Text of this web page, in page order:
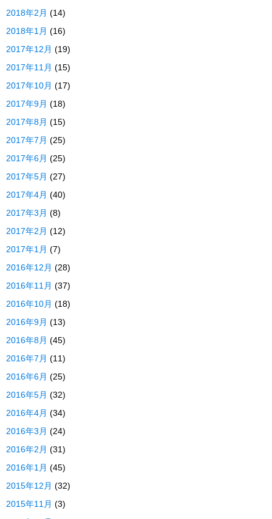
2018年2月 (14)
2018年1月 (16)
2017年12月 (19)
2017年11月 (15)
2017年10月 (17)
2017年9月 (18)
2017年8月 (15)
2017年7月 (25)
2017年6月 (25)
2017年5月 (27)
2017年4月 (40)
2017年3月 (8)
2017年2月 (12)
2017年1月 (7)
2016年12月 (28)
2016年11月 (37)
2016年10月 (18)
2016年9月 (13)
2016年8月 (45)
2016年7月 (11)
2016年6月 (25)
2016年5月 (32)
2016年4月 (34)
2016年3月 (24)
2016年2月 (31)
2016年1月 (45)
2015年12月 (32)
2015年11月 (3)